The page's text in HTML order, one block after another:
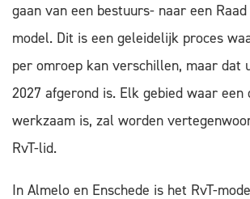
gaan van een bestuurs- naar een
model. Dit is een geleidelijk proces
per omroep kan verschillen, maar dat
2027 afgerond is. Elk gebied waar een
werkzaam is, zal worden
RvT-lid.
In Almelo en Enschede is het RvT-